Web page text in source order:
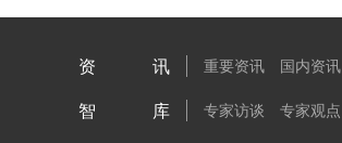
资讯 重要资讯 国内资讯
智库 专家访谈 专家观点